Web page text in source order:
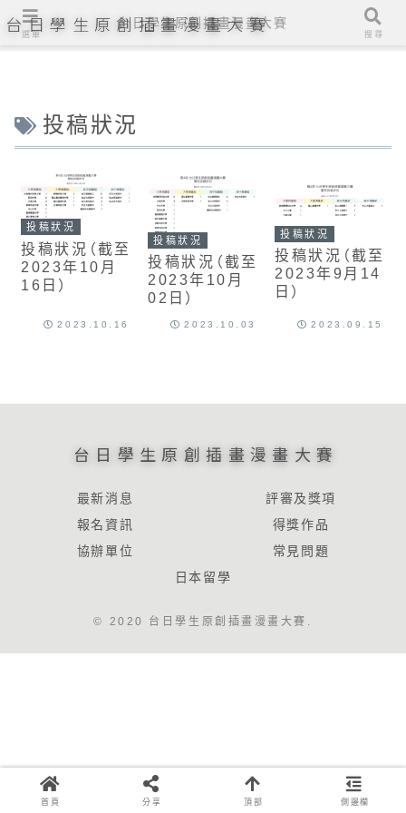
台日學生原創插畫漫畫大賽
投稿狀況
投稿狀況
投稿狀況（截至
2023年10月
16日）
2023.10.16
投稿狀況
投稿狀況（截至
2023年10月
02日）
2023.10.03
投稿狀況
投稿狀況（截至
2023年9月14
日）
2023.09.15
台日學生原創插畫漫畫大賽
最新消息
評審及獎項
報名資訊
得獎作品
協辦單位
常見問題
日本留學
© 2020 台日學生原創插畫漫畫大賽.
選單
台日學生原創插畫漫畫大賽
搜尋
首頁 分享 頂部 側邊欄